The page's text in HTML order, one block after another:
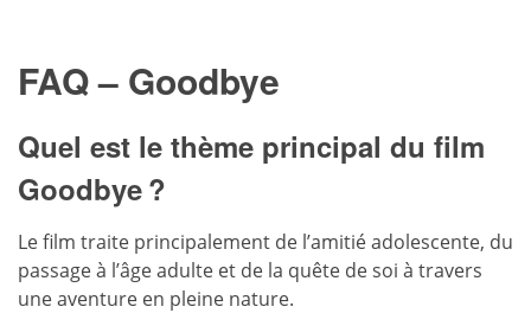
FAQ – Goodbye
Quel est le thème principal du film
Goodbye ?
Le film traite principalement de l’amitié adolescente, du
passage à l’âge adulte et de la quête de soi à travers
une aventure en pleine nature.